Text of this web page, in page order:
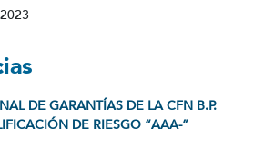
DE GARANTÍAS DE LA CFN B.P.
DE RIESGO “AAA-”